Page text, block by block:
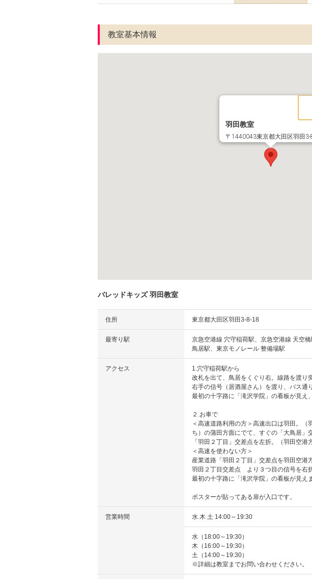
教室基本情報
羽田教室
〒1440043東京都大田区羽田3-
バレッドキッズ 羽田教室
住所 東京都大田区羽田3-8-18
最寄り駅
京急空港線 穴守稲荷駅、京急空港線 天空
鳥居駅、東京モノレール 整備場駅
アクセス
1.穴守稲荷駅から
改札を出て、鳥居をくぐり右。線路を渡り
右手の信号（居酒屋さん）を渡り、バス通
最初の十字路に「滝沢学院」の看板が見え
２.お車で
＜高速道路利用の方＞高速出口は羽田。
ち）の蒲田方面にでて、すぐの「大鳥居」
「羽田２丁目」交差点を左折。（羽田空港
＜高速を使わない方＞
産業道路「羽田２丁目」交差点を羽田空港
羽田２丁目交差点 より３つ目の信号を右
最初の十字路に「滝沢学院」の看板が見え
ポスターが貼ってある扉が入口です。
営業時間 水 木 土 14:00～19:30
水（18:00～19:30）
木（16:00～19:30）
土（14:00～19:30）
※詳細は教室までお問い合わせください。